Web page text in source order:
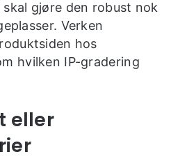
gjøre den robust nok
Verken
hos
hvilken IP-gradering
eller